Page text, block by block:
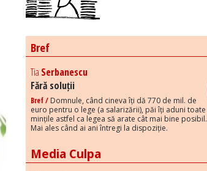
Bref
Tia Serbanescu
Fără soluții
Bref / Domnule, când cineva îți dă 770 de mil. de
euro pentru o lege (a salarizării), păi îți aduni toate
mințile astfel ca legea să arate cât mai bine posibil.
Mai ales când ai ani întregi la dispoziție.
Media Culpa